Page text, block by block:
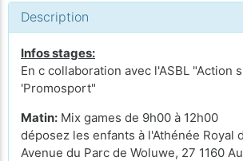
Description
Infos stages:
En c collaboration avec l'ASBL "Action
'Promosport"
Matin: Mix games de 9h00 à 12h00
déposez les enfants à l'Athénée Royal
Avenue du Parc de Woluwe, 27 1160